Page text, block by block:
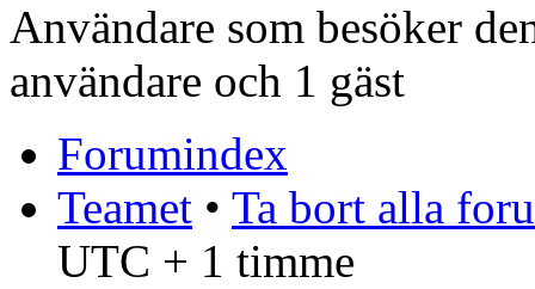
Användare som besöker
användare och 1 gäst
Forumindex
Teamet • Ta bort alla
UTC + 1 timme